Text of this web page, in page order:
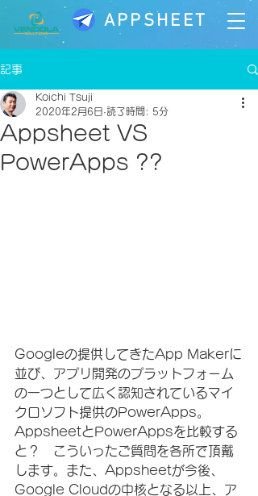
APPSHEET
記事
Appsheet VS
PowerApps ??
Koichi Tsuji
2020年2月6日 読了時間: 5分
Googleの提供してきたApp Makerに
並び、アプリ開発のプラットフォーム
の一つとして広く認知されているマイ
クロソフト提供のPowerApps。
AppsheetとPowerAppsを比較する
と？　こういったご質問を各所で頂戴
します。また、Appsheetが今後、
Google Cloudの中核となる以上、ア